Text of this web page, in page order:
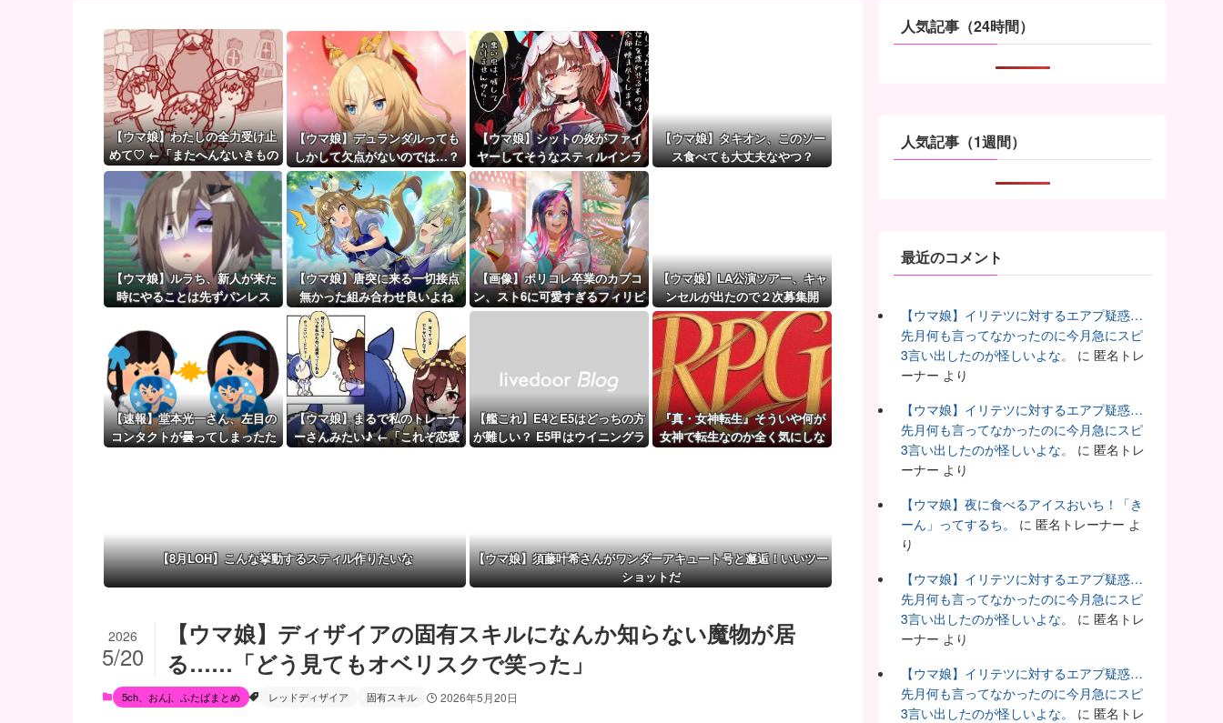
【試合結果】阪神vs横浜 2026/08/06 【大竹6回3...
古いパチンコ屋にはゴリラがいた←これマジ！？
【画像】8月だから夏に撮った写真あげていく
無神経な人あるある
【悲報】Googleのエンジニア「AIで仕事がつまらなくなっ...
モーニング娘。'25『気になるその気の歌』ってガチで名曲だと...
【ウマ娘】（審議）無凸ブーケと完凸シャカール、中距離先行編成...
【ウマ娘】覚醒Lv6、7の解放が今後2か月置きに実装予定！第...
【ウマ娘】わたしの全力受け止
めて♡ ←「またへんないきもの
がふえてる…」
【ウマ娘】デュランダルっても
しかして欠点がないのでは…？
【ウマ娘】シットの炎がファイ
ヤーしてそうなスティルインラ
ブ（セーラーマーズ衣装）
【ウマ娘】タキオン、このソー
ス食べても大丈夫なやつ？
【ウマ娘】ルラち、新人が来た
時にやることは先ずパンレス
【ウマ娘】唐突に来る一切接点
無かった組み合わせ良いよね
【画像】ポリコレ卒業のカプコ
ン、スト6に可愛すぎるフィリピ
ン人キャラ実装！
【ウマ娘】LA公演ツアー、キャ
ンセルが出たので２次募集開
始！サンタアニタパークへ行く
オプショナルツアーも決定！
【速報】堂本光一さん、左目の
コンタクトが曇ってしまったた
【ウマ娘】まるで私のトレーナ
ーさんみたい♪ ←「これぞ恋愛
【艦これ】E4とE5はどっちの方
が難しい？ E5甲はウイニングラ
『真・女神転生』そういや何が
女神で転生なのか全く気にしな
【8月LOH】こんな挙動するスティル作りたいな
【ウマ娘】須藤叶希さんがワンダーアキュート号と邂逅！いいツー
ショットだ
【ウマ娘】ディザイアの固有スキルになんか知らない魔物が居
る……「どう見てもオベリスクで笑った」
2026
5/20
5ch、おんj、ふたばまとめ レッドディザイア 固有スキル 2026年5月20日
人気記事（24時間）
人気記事（1週間）
最近のコメント
【ウマ娘】イリテツに対するエアプ疑惑…
先月何も言ってなかったのに今月急にスピ
3言い出したのが怪しいよな。
に 匿名トレ
ーナー より
【ウマ娘】イリテツに対するエアプ疑惑…
先月何も言ってなかったのに今月急にスピ
3言い出したのが怪しいよな。
に 匿名トレ
ーナー より
【ウマ娘】夜に食べるアイスおいち！「き
ーん」ってするち。
に 匿名トレーナー よ
り
【ウマ娘】イリテツに対するエアプ疑惑…
先月何も言ってなかったのに今月急にスピ
3言い出したのが怪しいよな。
に 匿名トレ
ーナー より
【ウマ娘】イリテツに対するエアプ疑惑…
先月何も言ってなかったのに今月急にスピ
3言い出したのが怪しいよな。
に 匿名トレ